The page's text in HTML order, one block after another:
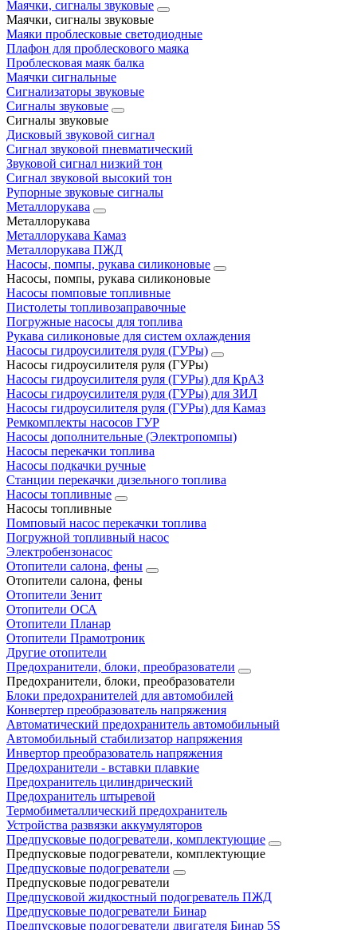
Маячки, сигналы звуковые
Маячки, сигналы звуковые
Маяки проблесковые светодиодные
Плафон для проблескового маяка
Проблесковая маяк балка
Маячки сигнальные
Сигнализаторы звуковые
Сигналы звуковые
Сигналы звуковые
Дисковый звуковой сигнал
Сигнал звуковой пневматический
Звуковой сигнал низкий тон
Сигнал звуковой высокий тон
Рупорные звуковые сигналы
Металлорукава
Металлорукава
Металлорукава Камаз
Металлорукава ПЖД
Насосы, помпы, рукава силиконовые
Насосы, помпы, рукава силиконовые
Насосы помповые топливные
Пистолеты топливозаправочные
Погружные насосы для топлива
Рукава силиконовые для систем охлаждения
Насосы гидроусилителя руля (ГУРы)
Насосы гидроусилителя руля (ГУРы)
Насосы гидроусилителя руля (ГУРы) для КрАЗ
Насосы гидроусилителя руля (ГУРы) для ЗИЛ
Насосы гидроусилителя руля (ГУРы) для Камаз
Ремкомплекты насосов ГУР
Насосы дополнительные (Электропомпы)
Насосы перекачки топлива
Насосы подкачки ручные
Станции перекачки дизельного топлива
Насосы топливные
Насосы топливные
Помповый насос перекачки топлива
Погружной топливный насос
Электробензонасос
Отопители салона, фены
Отопители салона, фены
Отопители Зенит
Отопители ОСА
Отопители Планар
Отопители Прамотроник
Другие отопители
Предохранители, блоки, преобразователи
Предохранители, блоки, преобразователи
Блоки предохранителей для автомобилей
Конвертер преобразователь напряжения
Автоматический предохранитель автомобильный
Автомобильный стабилизатор напряжения
Инвертор преобразователь напряжения
Предохранители - вставки плавкие
Предохранитель цилиндрический
Предохранитель штыревой
Термобиметаллический предохранитель
Устройства развязки аккумуляторов
Предпусковые подогреватели, комплектующие
Предпусковые подогреватели, комплектующие
Предпусковые подогреватели
Предпусковые подогреватели
Предпусковой жидкостный подогреватель ПЖД
Предпусковые подогреватели Бинар
Предпусковые подогреватели двигателя Бинар 5S